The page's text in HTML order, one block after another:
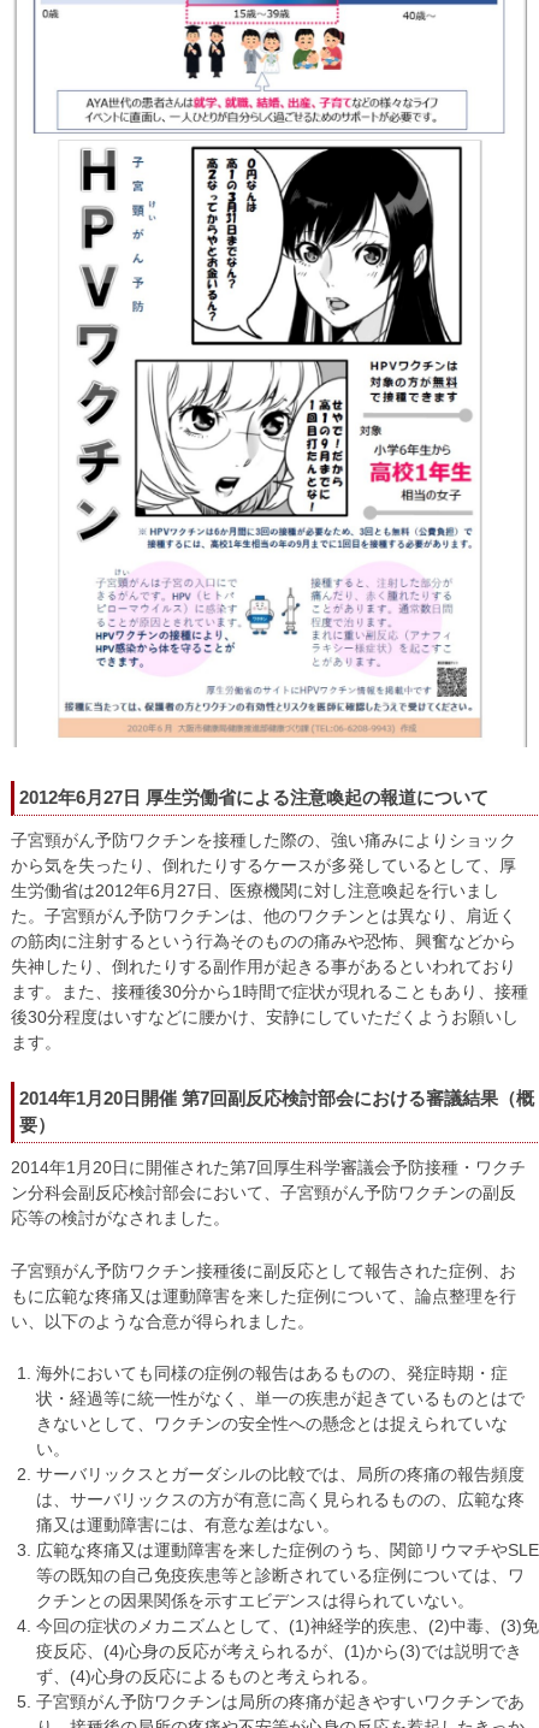
2012年6月27日 厚生労働省による注意喚起の報道について
子宮頸がん予防ワクチンを接種した際の、強い痛みによりショック
から気を失ったり、倒れたりするケースが多発しているとして、厚
生労働省は2012年6月27日、医療機関に対し注意喚起を行いまし
た。子宮頸がん予防ワクチンは、他のワクチンとは異なり、肩近く
の筋肉に注射するという行為そのものの痛みや恐怖、興奮などから
失神したり、倒れたりする副作用が起きる事があるといわれており
ます。また、接種後30分から1時間で症状が現れることもあり、接種
後30分程度はいすなどに腰かけ、安静にしていただくようお願いし
ます。
2014年1月20日開催 第7回副反応検討部会における審議結果（概
要）
2014年1月20日に開催された第7回厚生科学審議会予防接種・ワクチ
ン分科会副反応検討部会において、子宮頸がん予防ワクチンの副反
応等の検討がなされました。
子宮頸がん予防ワクチン接種後に副反応として報告された症例、お
もに広範な疼痛又は運動障害を来した症例について、論点整理を行
い、以下のような合意が得られました。
海外においても同様の症例の報告はあるものの、発症時期・症
状・経過等に統一性がなく、単一の疾患が起きているものとはで
きないとして、ワクチンの安全性への懸念とは捉えられていな
い。
サーバリックスとガーダシルの比較では、局所の疼痛の報告頻度
は、サーバリックスの方が有意に高く見られるものの、広範な疼
痛又は運動障害には、有意な差はない。
広範な疼痛又は運動障害を来した症例のうち、関節リウマチやSLE
等の既知の自己免疫疾患等と診断されている症例については、ワ
クチンとの因果関係を示すエビデンスは得られていない。
今回の症状のメカニズムとして、(1)神経学的疾患、(2)中毒、(3)免
疫反応、(4)心身の反応が考えられるが、(1)から(3)では説明でき
ず、(4)心身の反応によるものと考えられる。
子宮頸がん予防ワクチンは局所の疼痛が起きやすいワクチンであ